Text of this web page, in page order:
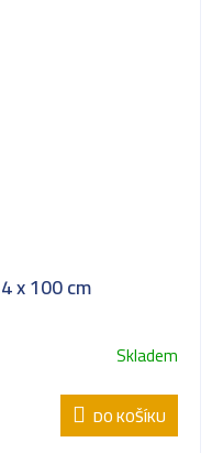
x 100 cm
Skladem
DO KOŠÍKU